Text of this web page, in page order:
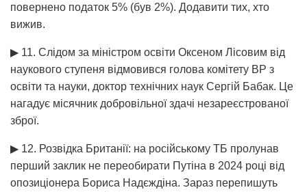
повернено податок 5% (був 2%). Додавити тих, хто
вижив.
▶ 11. Слідом за міністром освіти Оксеном Лісовим від
наукового ступеня відмовився голова комітету ВР з
освіти та науки, доктор технічних наук Сергій Бабак. Це
нагадує місячник добровільної здачі незареєстрованої
зброї.
▶ 12. Розвідка Британії: на російському ТБ пролунав
перший заклик не переобирати Путіна в 2024 році від
опозиціонера Бориса Надєждіна. Зараз перепишуть